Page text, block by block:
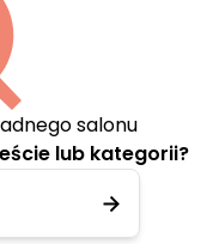
salonu
lub kategorii?